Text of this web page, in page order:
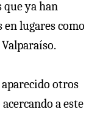
que ya han
en lugares como
aparecido otros
a este